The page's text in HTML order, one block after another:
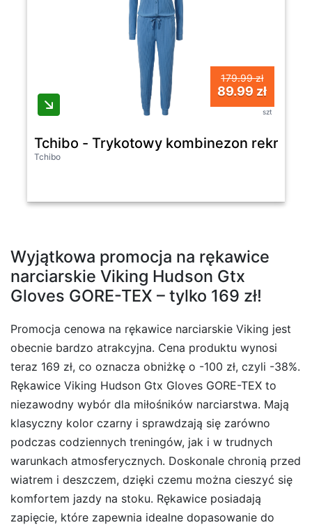
179.99 zł
89.99 zł
szt
Tchibo - Trykotowy kombinezon
Tchibo
Wyjątkowa promocja na rękawice
narciarskie Viking Hudson Gtx
Gloves GORE-TEX – tylko 169 zł!
Promocja cenowa na rękawice narciarskie Viking jest
obecnie bardzo atrakcyjna. Cena produktu wynosi
teraz 169 zł, co oznacza obniżkę o -100 zł, czyli -38%.
Rękawice Viking Hudson Gtx Gloves GORE-TEX to
niezawodny wybór dla miłośników narciarstwa. Mają
klasyczny kolor czarny i sprawdzają się zarówno
podczas codziennych treningów, jak i w trudnych
warunkach atmosferycznych. Doskonale chronią przed
wiatrem i deszczem, dzięki czemu można cieszyć się
komfortem jazdy na stoku. Rękawice posiadają
zapięcie, które zapewnia idealne dopasowanie do